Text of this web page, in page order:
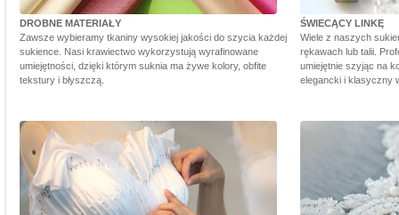
DROBNE MATERIAŁY
Zawsze wybieramy tkaniny wysokiej jakości do szycia każdej
sukience. Nasi krawiectwo wykorzystują wyrafinowane
umiejętności, dzięki którym suknia ma żywe kolory, obfite
tekstury i błyszczą.
ŚWIECĄCY LINKĘ
Wiele z naszych
rękawach lub talii.
umiejętnie szyjąc na
elegancki i klasyczny